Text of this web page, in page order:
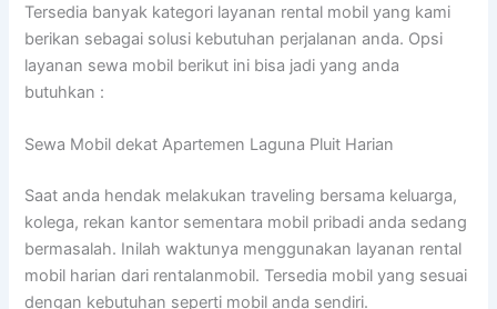
Tersedia banyak kategori layanan rental mobil yang kami
berikan sebagai solusi kebutuhan perjalanan anda. Opsi
layanan sewa mobil berikut ini bisa jadi yang anda
butuhkan :
Sewa Mobil dekat Apartemen Laguna Pluit Harian
Saat anda hendak melakukan traveling bersama keluarga,
kolega, rekan kantor sementara mobil pribadi anda sedang
bermasalah. Inilah waktunya menggunakan layanan rental
mobil harian dari rentalanmobil. Tersedia mobil yang sesuai
dengan kebutuhan seperti mobil anda sendiri.